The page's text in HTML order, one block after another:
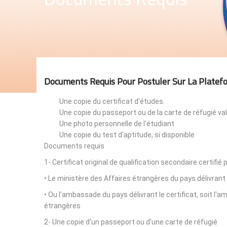
Documents Requis Pour Postuler Sur La
Une copie du certificat d'études.
Une copie du passeport ou de la carte de réfugié
Une photo personnelle de l'étudiant
Une copie du test d'aptitude, si disponible
Documents requis
1- Certificat original de qualification secondaire certifié
• Le ministère des Affaires étrangères du pays
• Ou l'ambassade du pays délivrant le certificat, soit
étrangères
2- Une copie d'un passeport ou d'une carte de réfugié